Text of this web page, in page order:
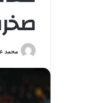
محمد